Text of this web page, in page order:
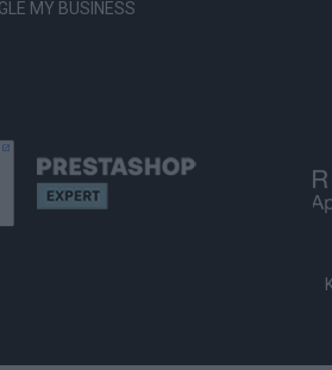
MY BUSINESS